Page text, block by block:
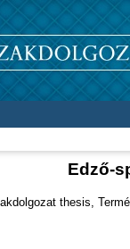
Edző-
thesis,